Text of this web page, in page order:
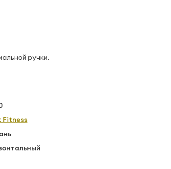
ручки.
Fitness